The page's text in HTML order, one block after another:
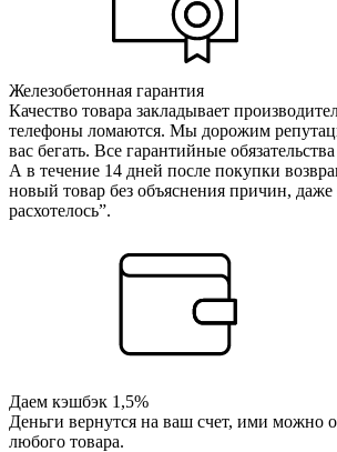
Железобетонная гарантия
Качество товара закладывает
телефоны ломаются. Мы дорожим
вас бегать. Все гарантийные
А в течение 14 дней после покупки
новый товар без объяснения причин, даже
расхотелось”.
Даем кэшбэк 1,5%
Деньги вернутся на ваш счет, ими можно
любого товара.